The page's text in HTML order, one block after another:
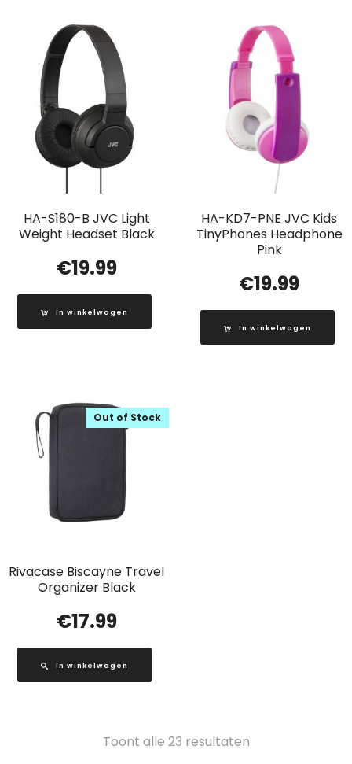
HA-S180-B JVC Light
Weight Headset Black
€19.99
In winkelwagen
HA-KD7-PNE JVC Kids
TinyPhones Headphone
Pink
€19.99
In winkelwagen
Rivacase Biscayne Travel
Organizer Black
Out of Stock
€17.99
In winkelwagen
Toont alle 23 resultatenGesorteerd